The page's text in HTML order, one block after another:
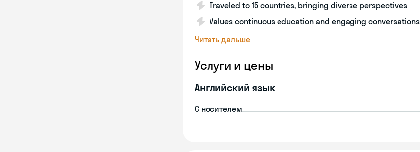
Traveled to 15 countries, bringing diverse perspectives
Values continuous education and engaging conversations
Читать дальше
Услуги и цены
Английский язык
С носителем